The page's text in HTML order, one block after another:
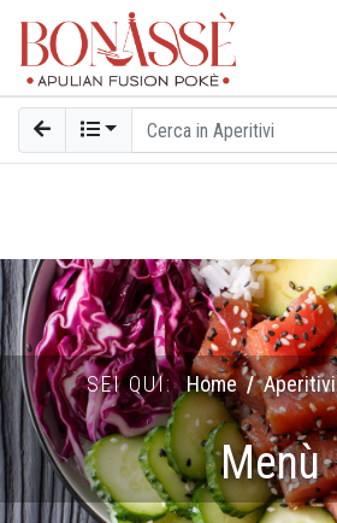
SEI QUI:Home Aperitivi
Menù